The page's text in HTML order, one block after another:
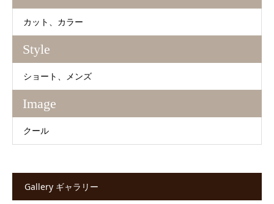
カット カラー
Style
ショート メンズ
Image
クール
Gallery ギャラリー